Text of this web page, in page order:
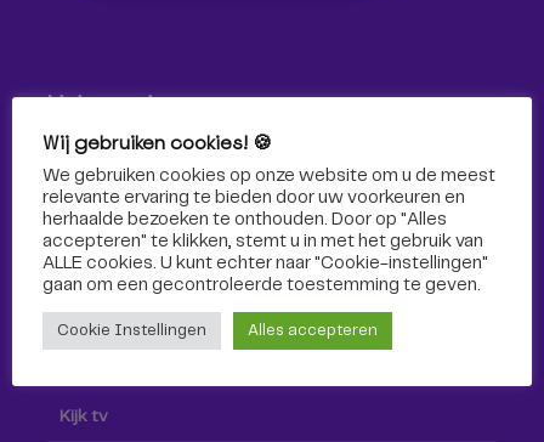
Volg ons!
Volg Omroep Tilburg niet alleen hier, maar ook via social
media!
Kijk tv
Wij gebruiken cookies! 🍪
We gebruiken cookies op onze website om u de meest
relevante ervaring te bieden door uw voorkeuren en
herhaalde bezoeken te onthouden. Door op "Alles
accepteren" te klikken, stemt u in met het gebruik van
ALLE cookies. U kunt echter naar "Cookie-instellingen"
gaan om een ​​gecontroleerde toestemming te geven.
Cookie Instellingen Alles accepteren